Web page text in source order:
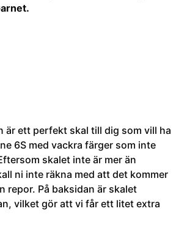
är ett perfekt skal till dig som vill ha
6S med vackra färger som inte
skalet inte är mer än
ni inte räkna med att det kommer
repor. På baksidan är skalet
vilket gör att vi får ett litet extra